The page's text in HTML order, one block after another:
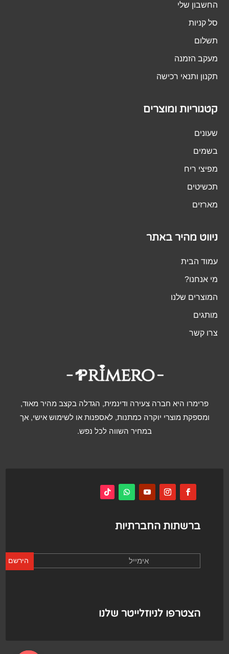
החשבון שלי
סל קניות
תשלום
מעקב הזמנה
תקנון ותנאי רכישה
קטגוריות ומוצרים
שעונים
בשמים
מפיצי ריח
תכשיטים
מארזים
ניווט מהיר באתר
עמוד הבית
מי אנחנו?
המוצרים שלנו
מותגים
צרו קשר
פרימרו היא חברה צעירה ודינמית, הגדלה בקצב מהיר מאוד,
ומספקת מוצרי יוקרה כמתנות, לאספנות או לשימוש אישי, אך
במחיר השווה לכל נפש.
ברשתות החברתיות
הירשם
הצטרפו לניוזלייטר שלנו